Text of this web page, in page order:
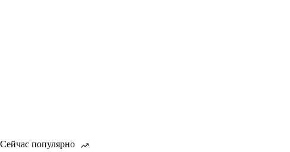
Сейчас популярно